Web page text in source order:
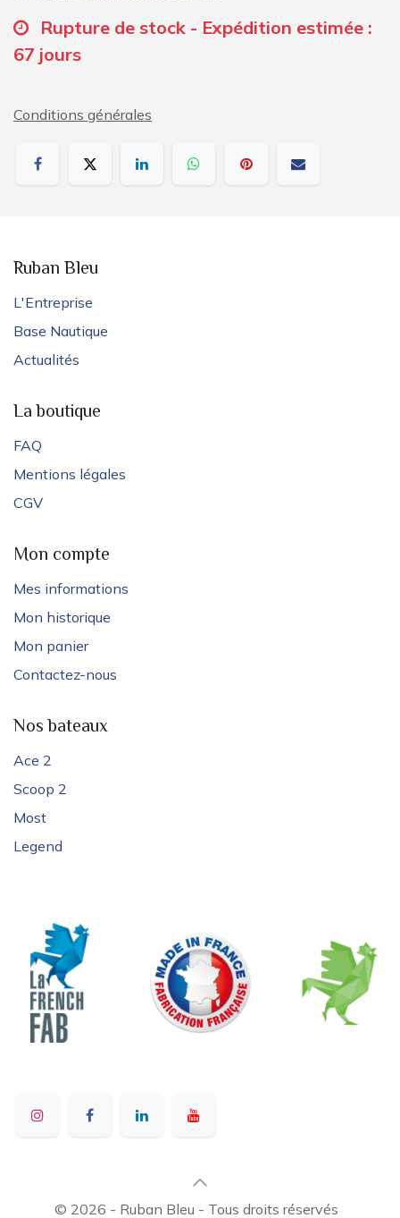
Rupture de stock - Expédition estimée :
67 jours
Conditions générales
Ruban Bleu
L'Entreprise
Base Nautique
Actualités
La boutique
FAQ
Mentions légales
CGV
Mon compte
Mes informations
Mon historique
Mon panier
Contactez-nous
Nos bateaux
Ace 2
Scoop 2
Most
Legend
© 2026 - Ruban Bleu - Tous droits réservés